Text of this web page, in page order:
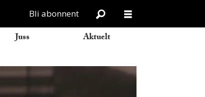
Bli abonnent
Juss Aktuelt